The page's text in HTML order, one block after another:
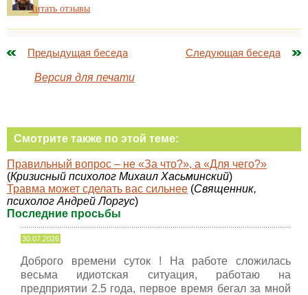
Читать отзывы
Предыдущая беседа Следующая беседа
Версия для печати
Смотрите также по этой теме:
Правильный вопрос – не «За что?», а «Для чего?»
(Кризисный психолог Михаил Хасьминский)
Травма может сделать вас сильнее (Священник,
психолог Андрей Лоргус)
Последние просьбы
30.07.2026
Доброго времени суток ! На работе сложилась
весьма идиотская ситуация, работаю на
предприятии 2.5 года, первое время бегал за мной